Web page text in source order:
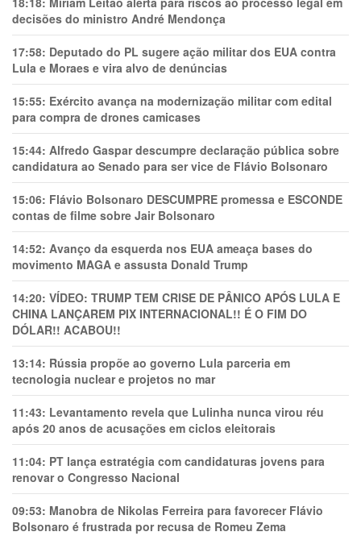
decisões do ministro André Mendonça
17:58: Deputado do PL sugere ação militar dos EUA contra
Lula e Moraes e vira alvo de denúncias
15:55: Exército avança na modernização militar com edital
para compra de drones camicases
15:44: Alfredo Gaspar descumpre declaração pública sobre
candidatura ao Senado para ser vice de Flávio Bolsonaro
15:06: Flávio Bolsonaro DESCUMPRE promessa e ESCONDE
contas de filme sobre Jair Bolsonaro
14:52: Avanço da esquerda nos EUA ameaça bases do
movimento MAGA e assusta Donald Trump
14:20: VÍDEO: TRUMP TEM CRlSE DE PÂNlCO APÓS LULA E
CHINA LANÇAREM PIX INTERNACIONAL!! É O FIM DO
DÓLAR!! ACABOU!!
13:14: Rússia propõe ao governo Lula parceria em
tecnologia nuclear e projetos no mar
11:43: Levantamento revela que Lulinha nunca virou réu
após 20 anos de acusações em ciclos eleitorais
11:04: PT lança estratégia com candidaturas jovens para
renovar o Congresso Nacional
09:53: Manobra de Nikolas Ferreira para favorecer Flávio
Bolsonaro é frustrada por recusa de Romeu Zema